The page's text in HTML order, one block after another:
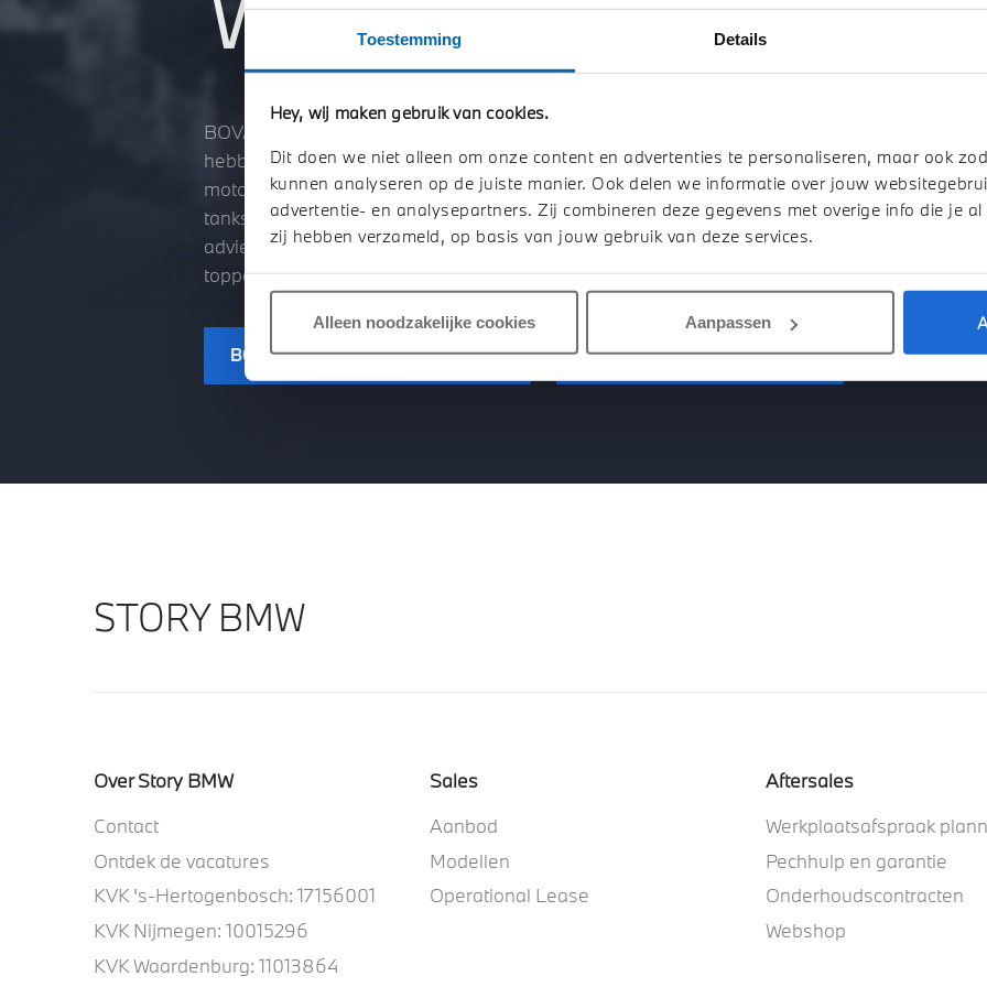
Toestemming Details
Hey, wij maken gebruik van cookies.
Dit doen we niet alleen om onze content en advertenties te personaliseren, maar ook
kunnen analyseren op de juiste manier. Ook delen we informatie over jouw
advertentie- en analysepartners. Zij combineren deze gegevens met overige info die je
zij hebben verzameld, op basis van jouw gebruik van deze services.
Alleen noodzakelijke cookies Aanpassen
BOVAG is een brancheorganisatie van ongeveer 9.000 ondernemers die zich met
hebben gespecialiseerd in personenauto’s, klassiekers, bedrijfsauto’s en trucks,
motorenrevisie, autoverhuur en -delen, autowassen, autopoetsen, verkeersopleidingen,
tankstations zijn welkom als lid. BOVAG-leden kunnen rekenen op professionele
adviescentrum. Ook biedt BOVAG veel ruimte voor kennisdeling en ondersteuning bij
toppers in hun branche. Niet voor niets is BOVAG ook een algemeen geaccepteerd
BOVAG voorwaarden particulieren BOVAG voorwaarden zakelijk
STORY BMW
Over Story BMW
Contact
Ontdek de vacatures
KVK 's-Hertogenbosch: 17156001
KVK Nijmegen: 10015296
KVK Waardenburg: 11013864
Sales
Aanbod
Modellen
Operational Lease
Aftersales
Werkplaatsafspraak
Pechhulp en garantie
Onderhoudscontracten
Webshop